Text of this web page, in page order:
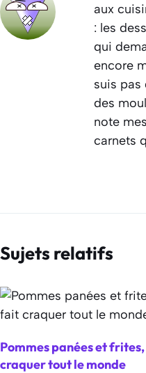
aux
: les
qui
encore
suis pas
des
note
carnets
Sujets relatifs
Pommes panées et
craquer tout le monde